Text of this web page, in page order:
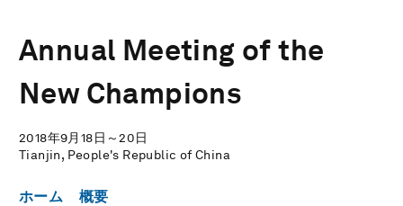
Annual Meeting of the
New Champions
2018年9月18日～20日
Tianjin, People's Republic of China
ホーム 概要